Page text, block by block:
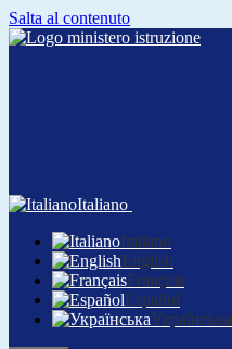
Salta al contenuto
Italiano
Italiano
English
Français
Español
Українська